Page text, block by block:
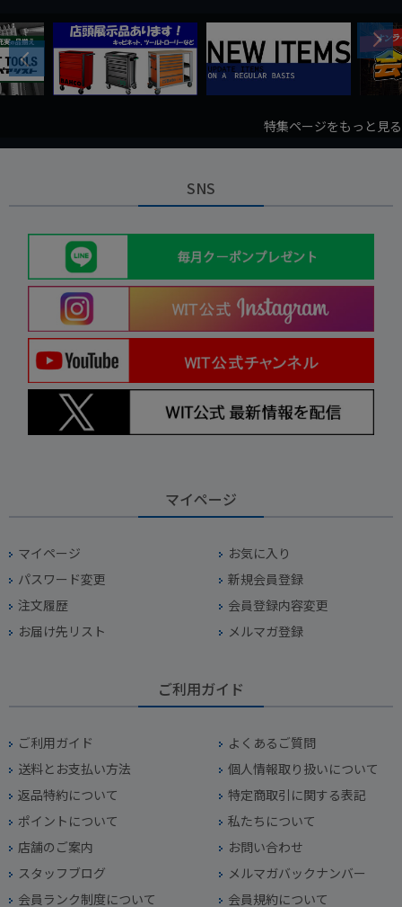
Previous
Next
特集ページをもっと見る
SNS
マイページ
マイページ
お気に入り
パスワード変更
新規会員登録
注文履歴
会員登録内容変更
お届け先リスト
メルマガ登録
ご利用ガイド
ご利用ガイド
よくあるご質問
送料とお支払い方法
個人情報取り扱いについて
返品特約について
特定商取引に関する表記
ポイントについて
私たちについて
店舗のご案内
お問い合わせ
スタッフブログ
メルマガバックナンバー
会員ランク制度について
会員規約について